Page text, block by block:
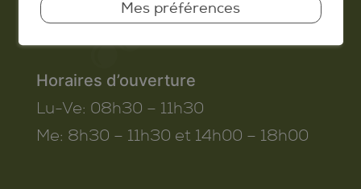
info@conthey.ch
Horaires d’ouverture
Lu-Ve: 08h30 – 11h30
Me: 8h30 – 11h30 et 14h00 – 18h00
Mes préférences